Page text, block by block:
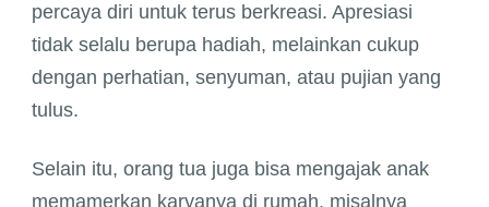
percaya diri untuk terus berkreasi. Apresiasi
tidak selalu berupa hadiah, melainkan cukup
dengan perhatian, senyuman, atau pujian yang
tulus.
Selain itu, orang tua juga bisa mengajak anak
memamerkan karyanya di rumah, misalnya